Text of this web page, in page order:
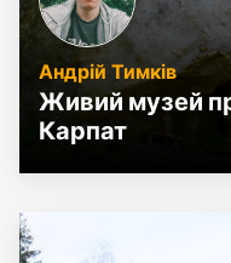
Андрій Тимків
Живий музей
Карпат